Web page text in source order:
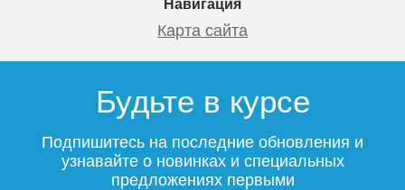
Навигация
Карта сайта
Будьте в курсе
Подпишитесь на последние обновления и
узнавайте о новинках и специальных
предложениях первыми